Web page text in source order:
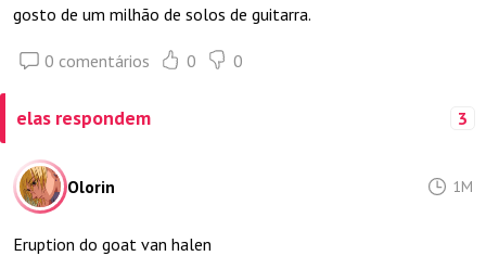
gosto de um milhão de solos de guitarra.
0 comentários 0 0
elas respondem 3
Olorin 1M
Eruption do goat van halen